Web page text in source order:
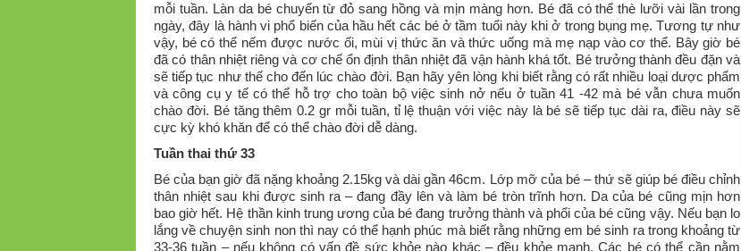
mỗi tuần. Làn da bé chuyển từ đỏ sang hồng và mịn màng hơn. Bé đã có thể thè lưỡi vài lần trong
ngày, đây là hành vi phổ biến của hầu hết các bé ở tầm tuổi này khi ở trong bụng mẹ. Tương tự như
vậy, bé có thể nếm được nước ối, mùi vị thức ăn và thức uống mà mẹ nạp vào cơ thể. Bây giờ bé
đã có thân nhiệt riêng và cơ chế ổn định thân nhiệt đã vận hành khá tốt. Bé trưởng thành đều đặn và
sẽ tiếp tục như thế cho đến lúc chào đời. Bạn hãy yên lòng khi biết rằng có rất nhiều loại dược phẩm
và công cụ y tế có thể hỗ trợ cho toàn bộ việc sinh nở nếu ở tuần 41 -42 mà bé vẫn chưa muốn
chào đời. Bé tăng thêm 0.2 gr mỗi tuần, tỉ lệ thuận với việc này là bé sẽ tiếp tục dài ra, điều này sẽ
cực kỳ khó khăn để có thể chào đời dễ dàng.
Tuần thai thứ 33
Bé của bạn giờ đã nặng khoảng 2.15kg và dài gần 46cm. Lớp mỡ của bé – thứ sẽ giúp bé điều chỉnh
thân nhiệt sau khi được sinh ra – đang đầy lên và làm bé tròn trĩnh hơn. Da của bé cũng mịn hơn
bao giờ hết. Hệ thần kinh trung ương của bé đang trưởng thành và phổi của bé cũng vậy. Nếu bạn lo
lắng về chuyện sinh non thì nay có thể hạnh phúc mà biết rằng những em bé sinh ra trong khoảng từ
33-36 tuần – nếu không có vấn đề sức khỏe nào khác – đều khỏe mạnh. Các bé có thể cần nằm